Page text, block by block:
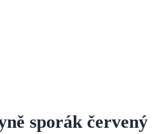
sporák červený